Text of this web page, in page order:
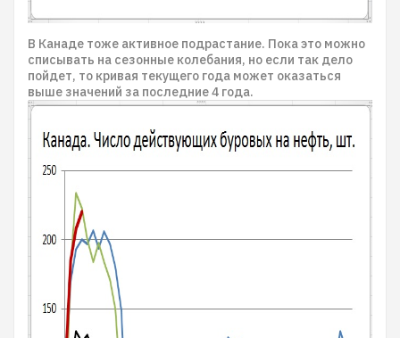
В Канаде тоже активное подрастание. Пока это можно
списывать на сезонные колебания, но если так дело
пойдет, то кривая текущего года может оказаться
выше значений за последние 4 года.